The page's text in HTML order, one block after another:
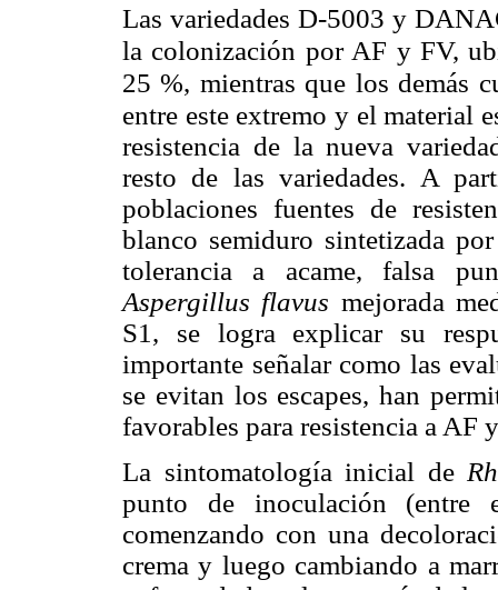
Las variedades D-5003 y
la colonización por AF y FV,
25 %, mientras que los demás
entre este extremo y el material
resistencia de la nueva
resto de las variedades. A
poblaciones fuentes de
blanco semiduro sintetizada
tolerancia a acame, falsa
Aspergillus flavus mejorada
S1,
se logra explicar su
importante señalar como las
se evitan los escapes, han
favorables para resistencia a AF
La sintomatología inicial de
punto de inoculación
comenzando con una
crema y luego cambiando a